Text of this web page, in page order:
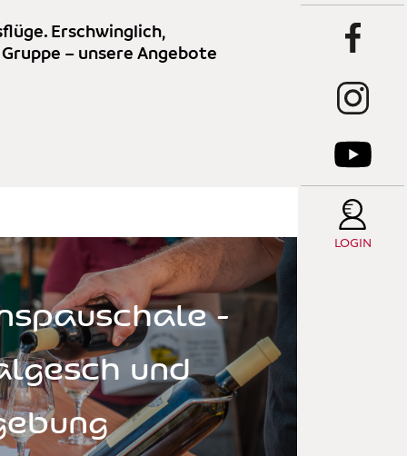
LOGIN
Erschwinglich,
– unsere Angebote
-
und